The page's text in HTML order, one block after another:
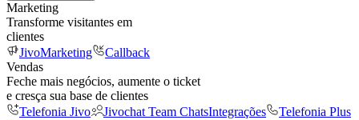
Marketing
Transforme visitantes em
clientes
JivoMarketing
Callback
Vendas
Feche mais negócios, aumente o ticket
e cresça sua base de clientes
Telefonia Jivo
Jivochat Team ChatsIntegrações
Telefonia Plus